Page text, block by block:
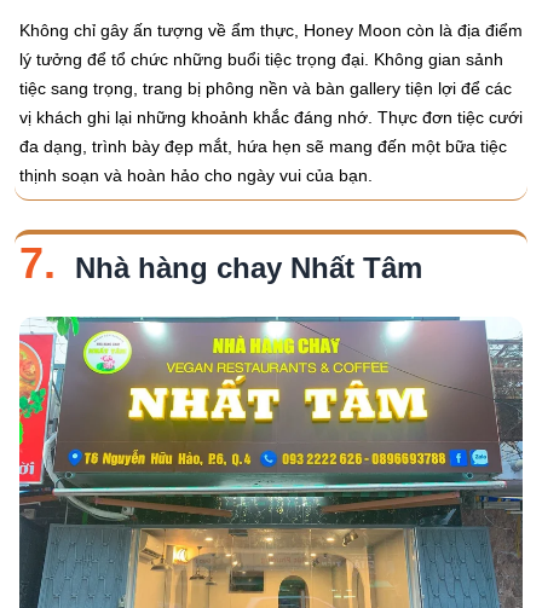
Không chỉ gây ấn tượng về ẩm thực, Honey Moon còn là địa điểm
lý tưởng để tổ chức những buổi tiệc trọng đại. Không gian sảnh
tiệc sang trọng, trang bị phông nền và bàn gallery tiện lợi để các
vị khách ghi lại những khoảnh khắc đáng nhớ. Thực đơn tiệc cưới
đa dạng, trình bày đẹp mắt, hứa hẹn sẽ mang đến một bữa tiệc
thịnh soạn và hoàn hảo cho ngày vui của bạn.
7. Nhà hàng chay Nhất Tâm